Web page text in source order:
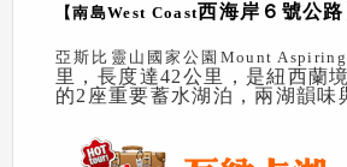
【南島West Coast西海岸６號公路
亞斯比靈山國家公園Mount
里，長度達42公里，是紐西蘭
的2座重要蓄水湖泊，兩湖韻